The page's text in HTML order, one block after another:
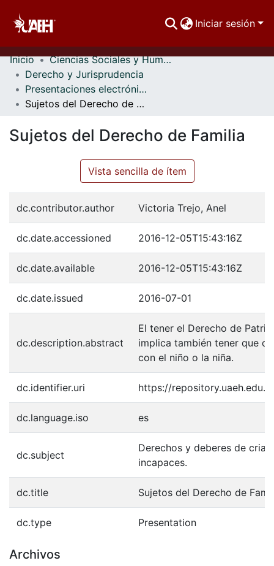
Iniciar sesión
Comunidades
Buscar Por
Inicio
Ciencias Sociales y Humanidades
Derecho y Jurisprudencia
Presentaciones electrónicas
Sujetos del Derecho de Familia
Sujetos del Derecho de Familia
Vista sencilla de ítem
dc.contributor.author Victoria Trejo, Anel
dc.date.accessioned 2016-12-05T15:43:16Z
dc.date.available 2016-12-05T15:43:16Z
dc.date.issued 2016-07-01
dc.description.abstract
El tener el Derecho de
implica también tener que
con el niño o la niña.
dc.identifier.uri https://
dc.language.iso es
dc.subject
Derechos y deberes de
incapaces.
dc.title Sujetos del Derecho de
dc.type Presentation
Archivos